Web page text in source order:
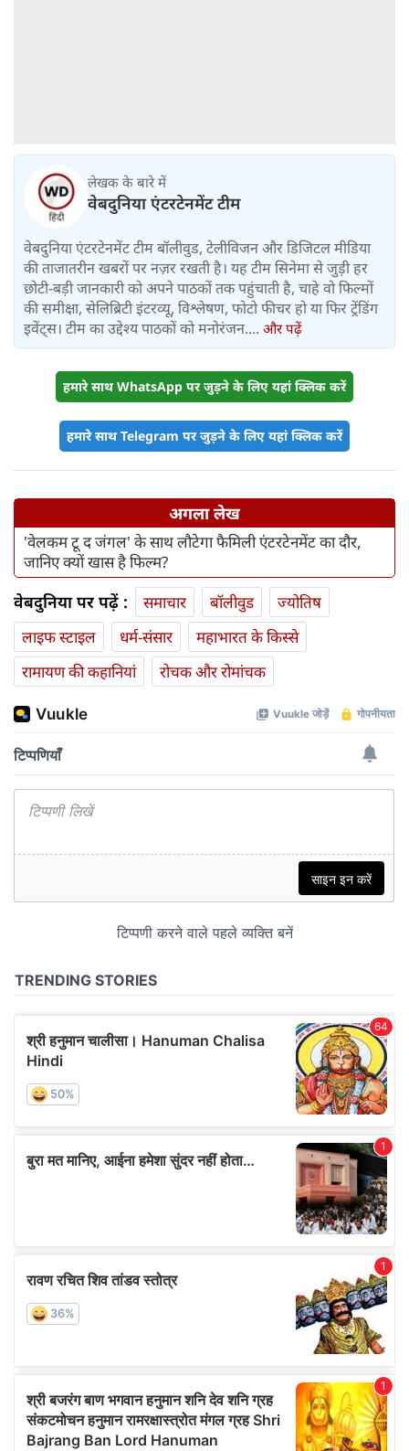
लेखक के बारे में
वेबदुनिया एंटरटेनमेंट टीम
वेबदुनिया एंटरटेनमेंट टीम बॉलीवुड, टेलीविजन और डिजिटल मीडिया
की ताजातरीन खबरों पर नज़र रखती है। यह टीम सिनेमा से जुड़ी हर
छोटी-बड़ी जानकारी को अपने पाठकों तक पहुंचाती है, चाहे वो फिल्मों
की समीक्षा, सेलिब्रिटी इंटरव्यू, विश्लेषण, फोटो फीचर हो या फिर ट्रेंडिंग
इवेंट्स। टीम का उद्देश्य पाठकों को मनोरंजन.... और पढ़ें
हमारे साथ WhatsApp पर जुड़ने के लिए यहां क्लिक करें
हमारे साथ Telegram पर जुड़ने के लिए यहां क्लिक करें
अगला लेख
'वेलकम टू द जंगल' के साथ लौटेगा फैमिली एंटरटेनमेंट का दौर,
जानिए क्यों खास है फिल्म?
वेबदुनिया पर पढ़ें : समाचार बॉलीवुड
ज्योतिष
लाइफ स्‍टाइल
धर्म-संसार
महाभारत के किस्से
रामायण की कहानियां
रोचक और रोमांचक